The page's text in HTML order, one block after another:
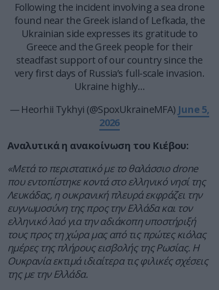
Following the incident involving a sea drone
found near the Greek island of Lefkada, the
Ukrainian side expresses its gratitude to
Greece and the Greek people for their
steadfast support of our country since the
very first days of Russia’s full-scale invasion.
Ukraine highly…
— Heorhii Tykhyi (@SpoxUkraineMFA) June 5,
2026
Αναλυτικά η ανακοίνωση του Κιέβου:
«Μετά το περιστατικό με το θαλάσσιο drone
που εντοπίστηκε κοντά στο ελληνικό νησί της
Λευκάδας, η ουκρανική πλευρά εκφράζει την
ευγνωμοσύνη της προς την Ελλάδα και τον
ελληνικό λαό για την αδιάκοπη υποστήριξή
τους προς τη χώρα μας από τις πρώτες κιόλας
ημέρες της πλήρους εισβολής της Ρωσίας. Η
Ουκρανία εκτιμά ιδιαίτερα τις φιλικές σχέσεις
της με την Ελλάδα.